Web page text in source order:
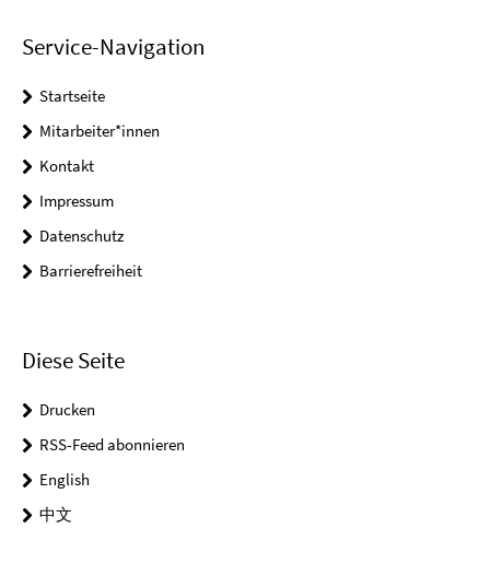
Service-Navigation
Startseite
Mitarbeiter*innen
Kontakt
Impressum
Datenschutz
Barrierefreiheit
Diese Seite
Drucken
RSS-Feed abonnieren
English
中文